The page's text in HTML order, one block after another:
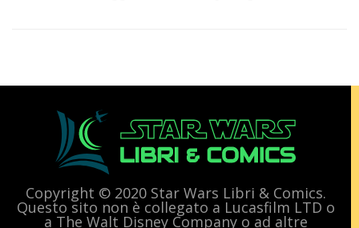
Copyright © 2020 Star Wars Libri & Comics.
Questo sito non è collegato a Lucasfilm LTD o
a The Walt Disney Company o ad altre